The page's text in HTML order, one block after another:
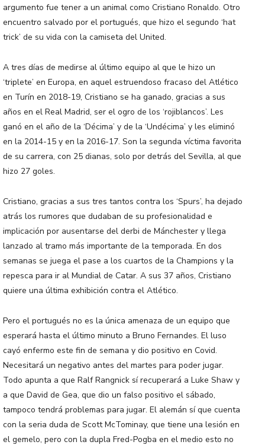
argumento fue tener a un animal como Cristiano Ronaldo. Otro
encuentro salvado por el portugués, que hizo el segundo ‘hat
trick’ de su vida con la camiseta del United.
A tres días de medirse al último equipo al que le hizo un
‘triplete’ en Europa, en aquel estruendoso fracaso del Atlético
en Turín en 2018-19, Cristiano se ha ganado, gracias a sus
años en el Real Madrid, ser el ogro de los ‘rojiblancos’. Les
ganó en el año de la ‘Décima’ y de la ‘Undécima’ y les eliminó
en la 2014-15 y en la 2016-17. Son la segunda víctima favorita
de su carrera, con 25 dianas, solo por detrás del Sevilla, al que
hizo 27 goles.
Cristiano, gracias a sus tres tantos contra los ‘Spurs’, ha dejado
atrás los rumores que dudaban de su profesionalidad e
implicación por ausentarse del derbi de Mánchester y llega
lanzado al tramo más importante de la temporada. En dos
semanas se juega el pase a los cuartos de la Champions y la
repesca para ir al Mundial de Catar. A sus 37 años, Cristiano
quiere una última exhibición contra el Atlético.
Pero el portugués no es la única amenaza de un equipo que
esperará hasta el último minuto a Bruno Fernandes. El luso
cayó enfermo este fin de semana y dio positivo en Covid.
Necesitará un negativo antes del martes para poder jugar.
Todo apunta a que Ralf Rangnick sí recuperará a Luke Shaw y
a que David de Gea, que dio un falso positivo el sábado,
tampoco tendrá problemas para jugar. El alemán sí que cuenta
con la seria duda de Scott McTominay, que tiene una lesión en
el gemelo, pero con la dupla Fred-Pogba en el medio esto no